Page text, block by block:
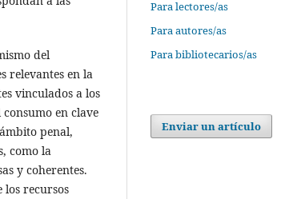
del
relevantes en la
vinculados a los
en clave
penal,
como la
y coherentes.
los recursos
Para lectores/as
Para autores/as
Para bibliotecarios/as
Enviar un artículo